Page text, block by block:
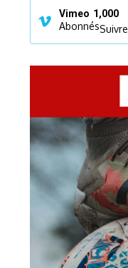
Vimeo 1,000
AbonnésSuivre